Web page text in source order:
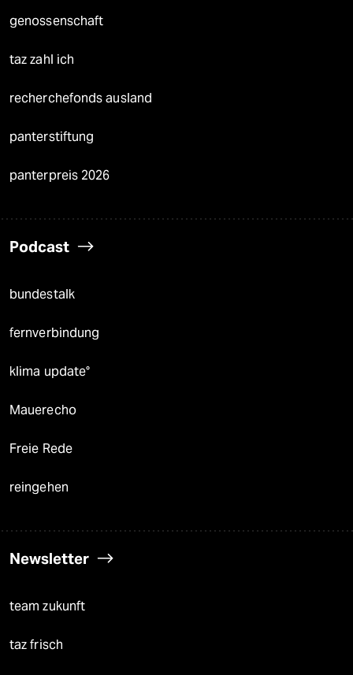
genossenschaft
taz zahl ich
recherchefonds ausland
panterstiftung
panterpreis 2026
Podcast
bundestalk
fernverbindung
klima update°
Mauerecho
Freie Rede
reingehen
Newsletter
team zukunft
taz frisch